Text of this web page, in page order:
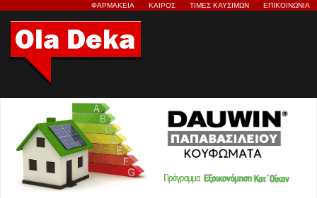
ΦΑΡΜΑΚΕΙΑ ΚΑΙΡΟΣ ΤΙΜΕΣ ΚΑΥΣΙΜΩΝ ΕΠΙΚΟΙΝΩΝΙΑ